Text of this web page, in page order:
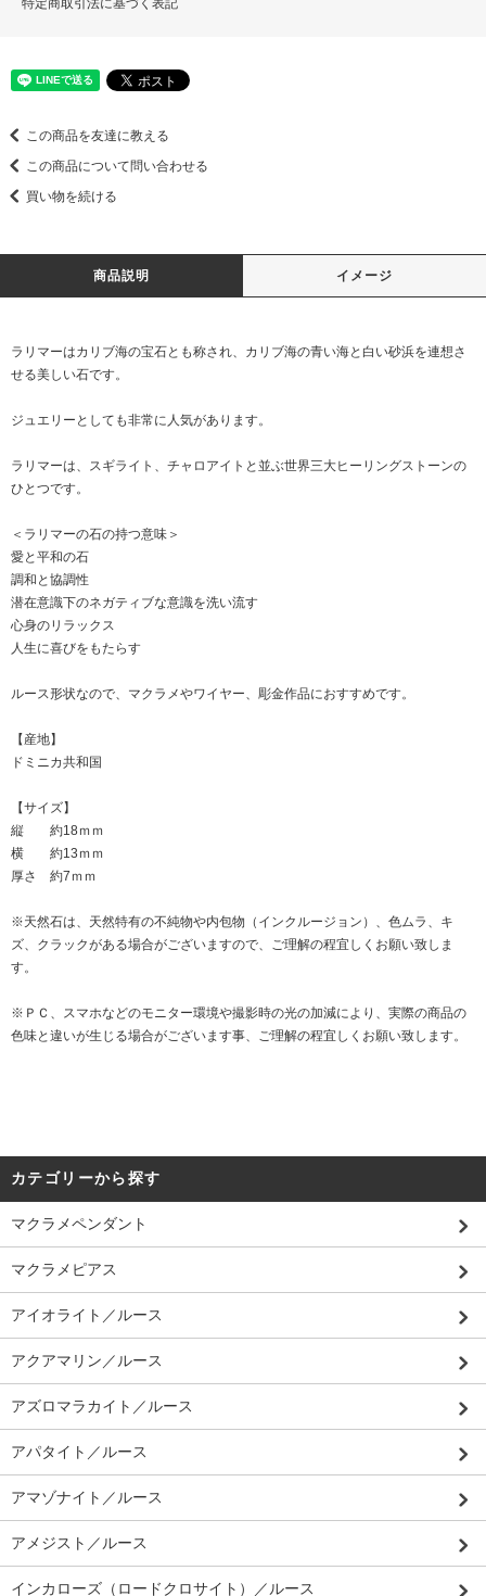
特定商取引法に基づく表記
この商品を友達に教える
この商品について問い合わせる
買い物を続ける
商品説明 イメージ
ラリマーはカリブ海の宝石とも称され、カリブ海の青い海と白い砂浜を連想さ
せる美しい石です。
ジュエリーとしても非常に人気があります。
ラリマーは、スギライト、チャロアイトと並ぶ世界三大ヒーリングストーンの
ひとつです。
＜ラリマーの石の持つ意味＞
愛と平和の石
調和と協調性
潜在意識下のネガティブな意識を洗い流す
心身のリラックス
人生に喜びをもたらす
ルース形状なので、マクラメやワイヤー、彫金作品におすすめです。
【産地】
ドミニカ共和国
【サイズ】
縦 約18ｍｍ
横 約13ｍｍ
厚さ 約7ｍｍ
※天然石は、天然特有の不純物や内包物（インクルージョン）、色ムラ、キ
ズ、クラックがある場合がございますので、ご理解の程宜しくお願い致しま
す。
※ＰＣ、スマホなどのモニター環境や撮影時の光の加減により、実際の商品の
色味と違いが生じる場合がございます事、ご理解の程宜しくお願い致します。
カテゴリーから探す
マクラメペンダント
マクラメピアス
アイオライト／ルース
アクアマリン／ルース
アズロマラカイト／ルース
アパタイト／ルース
アマゾナイト／ルース
アメジスト／ルース
インカローズ（ロードクロサイト）／ルース